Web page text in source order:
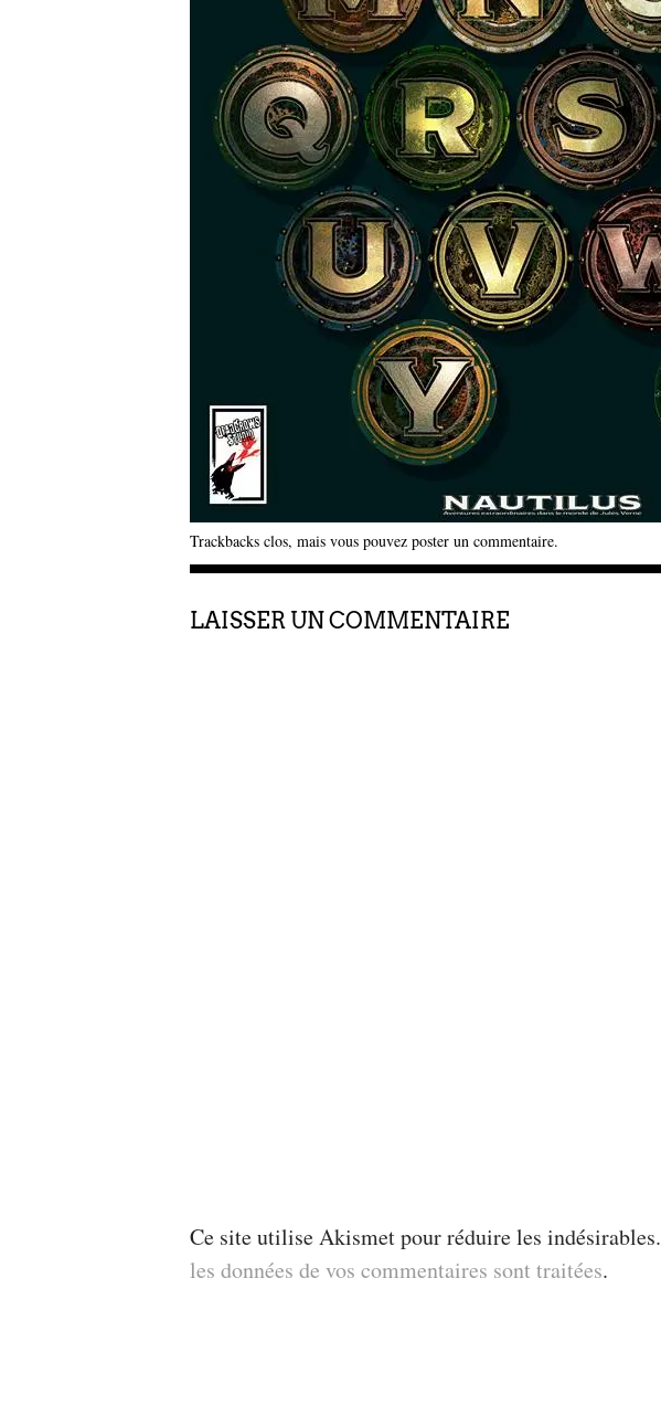
Trackbacks clos, mais vous pouvez poster un commentaire.
LAISSER UN COMMENTAIRE
Ce site utilise Akismet pour réduire les indésirables.
les données de vos commentaires sont traitées.